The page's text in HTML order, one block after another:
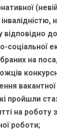
відповідно
соціальної
на
пройшли
на роботу
роботи;